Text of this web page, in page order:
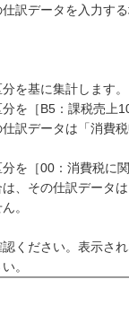
訳データを入力す
を基に集計します。
を［B5：課税売上
訳データは「消費
を［00：消費税に
、その仕訳データは
。
ください。表示さ
。